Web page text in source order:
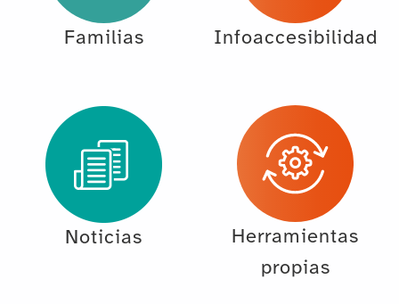
Familias Infoaccesibilidad
Noticias
Herramientas
propias